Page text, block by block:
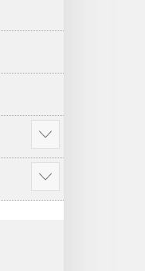
Ցույց
տալ
ավելին
Ցույց
տալ